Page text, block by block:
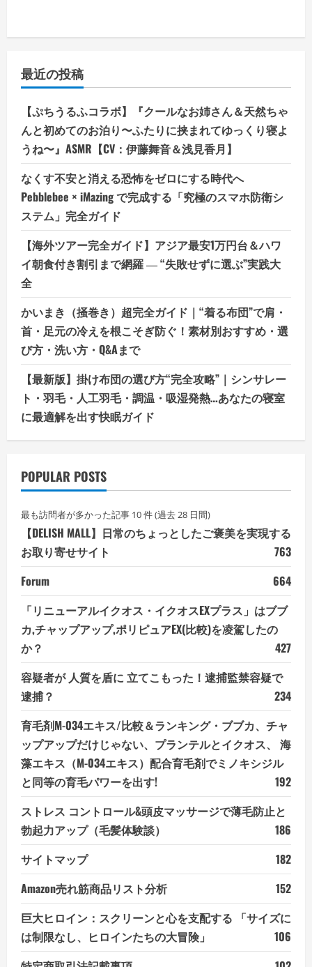
最近の投稿
【ぷちうるふコラボ】『クールなお姉さん＆天然ちゃ
んと初めてのお泊り〜ふたりに挟まれてゆっくり寝よ
うね〜』ASMR【CV：伊藤舞音＆浅見香月】
なくす不安と消える恐怖をゼロにする時代へ
Pebblebee × iMazing で完成する「究極のスマホ防衛シ
ステム」完全ガイド
【海外ツアー完全ガイド】アジア最安1万円台＆ハワ
イ朝食付き割引まで網羅 ― “失敗せずに選ぶ”実践大
全
かいまき（掻巻き）超完全ガイド｜“着る布団”で肩・
首・足元の冷えを根こそぎ防ぐ！素材別おすすめ・選
び方・洗い方・Q&Aまで
【最新版】掛け布団の選び方“完全攻略”｜シンサレー
ト・羽毛・人工羽毛・調温・吸湿発熱…あなたの寝室
に最適解を出す快眠ガイド
POPULAR POSTS
最も訪問者が多かった記事 10 件 (過去 28 日間)
【DELISH MALL】日常のちょっとしたご褒美を実現する
お取り寄せサイト
763
Forum
664
「リニューアルイクオス・イクオスEXプラス」はブブ
カ,チャップアップ,ポリピュアEX(比較)を凌駕したの
か？
427
容疑者が 人質を盾に 立てこもった！逮捕監禁容疑で
逮捕？
234
育毛剤M-034エキス/比較＆ランキング・ブブカ、チャ
ップアップだけじゃない、プランテルとイクオス、 海
藻エキス（M-034エキス）配合育毛剤でミノキシジル
と同等の育毛パワーを出す!
192
ストレス コントロール&頭皮マッサージで薄毛防止と
勃起力アップ（毛髪体験談）
186
サイトマップ
182
Amazon売れ筋商品リスト分析
152
巨大ヒロイン：スクリーンと心を支配する 「サイズに
は制限なし、ヒロインたちの大冒険」
106